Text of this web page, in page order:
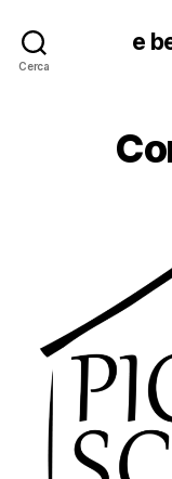
Cerca
e